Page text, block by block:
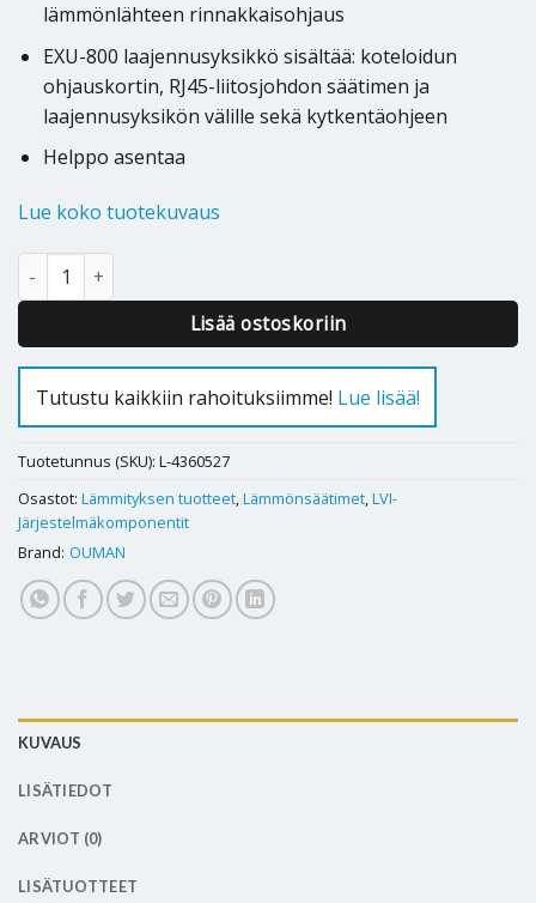
lämmönlähteen rinnakkaisohjaus
EXU-800 laajennusyksikkö sisältää: koteloidun
ohjauskortin, RJ45-liitosjohdon säätimen ja
laajennusyksikön välille sekä kytkentäohjeen
Helppo asentaa
Lue koko tuotekuvaus
Ouman EXU-800 laajennusyksikkö EH-800 lämmönsäätimelle
Lisää ostoskoriin
Tutustu kaikkiin rahoituksiimme! Lue lisää!
Tuotetunnus (SKU): L-4360527
Osastot: Lämmityksen tuotteet,Lämmönsäätimet,LVI-
Järjestelmäkomponentit
Brand: OUMAN
KUVAUS
LISÄTIEDOT
ARVIOT (0)
LISÄTUOTTEET